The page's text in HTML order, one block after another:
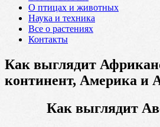
О птицах и животных
Наука и техника
Все о растениях
Контакты
Как выглядит
континент, Америка и
Как выглядит